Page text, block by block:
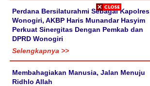
Perdana Bersilaturahmi Sebagai Kapolres
Wonogiri, AKBP Haris Munandar Hasyim
Perkuat Sinergitas Dengan Pemkab dan
DPRD Wonogiri
Selengkapnya >>
Membahagiakan Manusia, Jalan Menuju
Ridhlo Allah